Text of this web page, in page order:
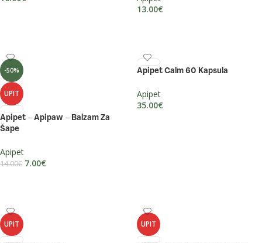
13.00€
-50%
UPIT
Apipet – Apipaw – Balzam Za
Šape
Apipet
14.00€ 7.00€
Apipet Calm 60 Kapsula
Apipet
35.00€
UPIT UPIT